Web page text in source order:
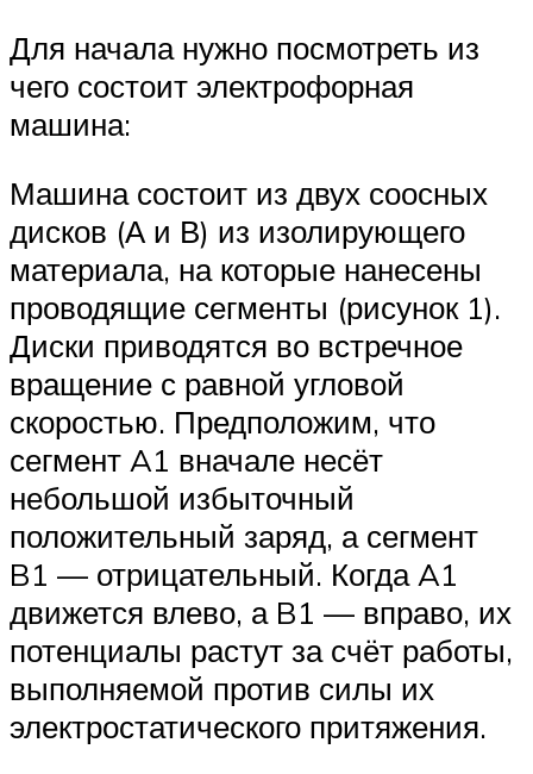
Для начала нужно посмотреть из
чего состоит электрофорная
машина:
Машина состоит из двух соосных
дисков (А и В) из изолирующего
материала, на которые нанесены
проводящие сегменты (рисунок 1).
Диски приводятся во встречное
вращение с равной угловой
скоростью. Предположим, что
сегмент A1 вначале несёт
небольшой избыточный
положительный заряд, а сегмент
B1 — отрицательный. Когда A1
движется влево, а B1 — вправо, их
потенциалы растут за счёт работы,
выполняемой против силы их
электростатического притяжения.